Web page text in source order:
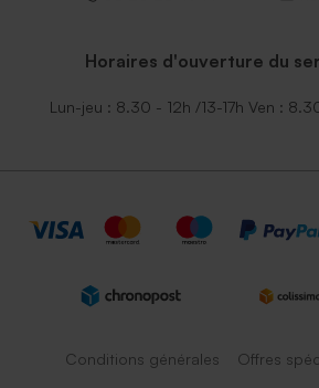
Horaires d'ouverture du
Lun-jeu : 8.30 - 12h /13-17h Ven :
Conditions générales Offres